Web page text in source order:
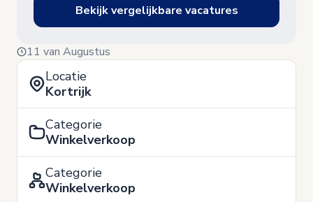
Bekijk vergelijkbare vacatures
11 van Augustus
Locatie
Kortrijk
Categorie
Winkelverkoop
Categorie
Winkelverkoop